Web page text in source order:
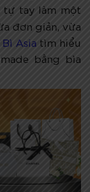
tự tay làm một
đơn giản, vừa
Bì Asia tìm hiểu
bằng bìa